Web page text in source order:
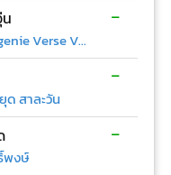
FREEHAND (genie Verse Vol.1)
-
ด สาละวัน
-
พงษ์
-